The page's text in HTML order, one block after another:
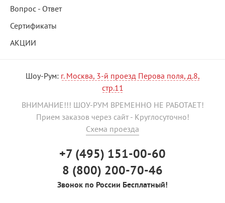
Вопрос - Ответ
Сертификаты
АКЦИИ
Шоу-Рум: г. Москва, 3-й проезд Перова поля, д.8,
стр.11
ВНИМАНИЕ!!! ШОУ-РУМ ВРЕМЕННО НЕ РАБОТАЕТ!
Прием заказов через сайт - Круглосуточно!
Схема проезда
+7 (495) 151-00-60
8 (800) 200-70-46
Звонок по России Бесплатный!